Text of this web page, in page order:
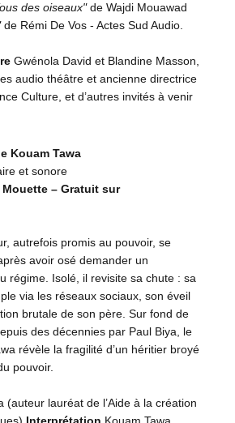
des oiseaux"de Wajdi Mouawad
de Rémi De Vos - Actes Sud Audio.
Gwénola David et Blandine Masson,
audio théâtre et ancienne directrice
Culture, et d’autres invités à venir
Kouam Tawa
et sonore
Mouette – Gratuit sur
autrefois promis au pouvoir, se
avoir osé demander un
régime. Isolé, il revisite sa chute : sa
via les réseaux sociaux, son éveil
brutale de son père. Sur fond de
des décennies par Paul Biya, le
révèle la fragilité d’un héritier broyé
pouvoir.
(auteur lauréat de l’Aide à la création
Interprétation Kouam Tawa,